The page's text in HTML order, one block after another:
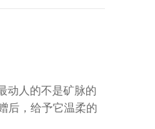
动人的不是矿脉的
后，给予它温柔的